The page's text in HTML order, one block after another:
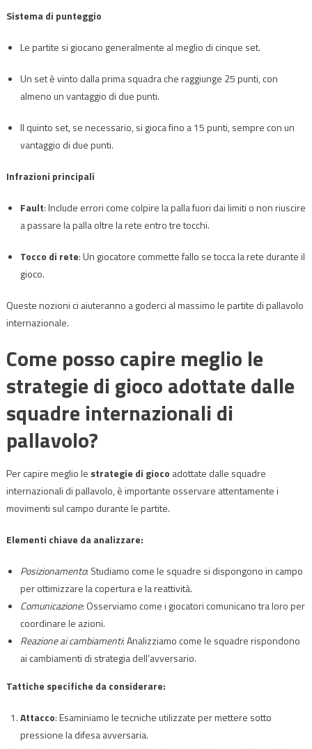
Sistema di punteggio
Le partite si giocano generalmente al meglio di cinque set.
Un set è vinto dalla prima squadra che raggiunge 25 punti, con
almeno un vantaggio di due punti.
Il quinto set, se necessario, si gioca fino a 15 punti, sempre con un
vantaggio di due punti.
Infrazioni principali
Fault: Include errori come colpire la palla fuori dai limiti o non riuscire
a passare la palla oltre la rete entro tre tocchi.
Tocco di rete: Un giocatore commette fallo se tocca la rete durante il
gioco.
Queste nozioni ci aiuteranno a goderci al massimo le partite di pallavolo
internazionale.
Come posso capire meglio le
strategie di gioco adottate dalle
squadre internazionali di
pallavolo?
Per capire meglio le strategie di gioco adottate dalle squadre
internazionali di pallavolo, è importante osservare attentamente i
movimenti sul campo durante le partite.
Elementi chiave da analizzare:
Posizionamento: Studiamo come le squadre si dispongono in campo
per ottimizzare la copertura e la reattività.
Comunicazione: Osserviamo come i giocatori comunicano tra loro per
coordinare le azioni.
Reazione ai cambiamenti: Analizziamo come le squadre rispondono
ai cambiamenti di strategia dell’avversario.
Tattiche specifiche da considerare:
Attacco: Esaminiamo le tecniche utilizzate per mettere sotto
pressione la difesa avversaria.